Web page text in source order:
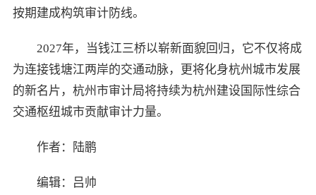
按期建成构筑审计防线。
2027年，当钱江三桥以崭新面貌回归，它不仅将成
为连接钱塘江两岸的交通动脉，更将化身杭州城市发展
的新名片，杭州市审计局将持续为杭州建设国际性综合
交通枢纽城市贡献审计力量。
作者：陆鹏
编辑：吕帅